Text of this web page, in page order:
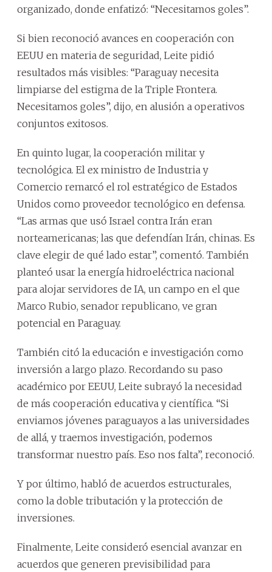
organizado, donde enfatizó: “Necesitamos goles”.
Si bien reconoció avances en cooperación con
EEUU en materia de seguridad, Leite pidió
resultados más visibles: “Paraguay necesita
limpiarse del estigma de la Triple Frontera.
Necesitamos goles”, dijo, en alusión a operativos
conjuntos exitosos.
En quinto lugar, la cooperación militar y
tecnológica. El ex ministro de Industria y
Comercio remarcó el rol estratégico de Estados
Unidos como proveedor tecnológico en defensa.
“Las armas que usó Israel contra Irán eran
norteamericanas; las que defendían Irán, chinas. Es
clave elegir de qué lado estar”, comentó. También
planteó usar la energía hidroeléctrica nacional
para alojar servidores de IA, un campo en el que
Marco Rubio, senador republicano, ve gran
potencial en Paraguay.
También citó la educación e investigación como
inversión a largo plazo. Recordando su paso
académico por EEUU, Leite subrayó la necesidad
de más cooperación educativa y científica. “Si
enviamos jóvenes paraguayos a las universidades
de allá, y traemos investigación, podemos
transformar nuestro país. Eso nos falta”, reconoció.
Y por último, habló de acuerdos estructurales,
como la doble tributación y la protección de
inversiones.
Finalmente, Leite consideró esencial avanzar en
acuerdos que generen previsibilidad para